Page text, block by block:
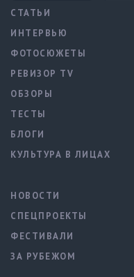
СТАТЬИ
ИНТЕРВЬЮ
ФОТОСЮЖЕТЫ
РЕВИЗОР TV
ОБЗОРЫ
ТЕСТЫ
БЛОГИ
КУЛЬТУРА В ЛИЦАХ
НОВОСТИ
СПЕЦПРОЕКТЫ
ФЕСТИВАЛИ
ЗА РУБЕЖОМ